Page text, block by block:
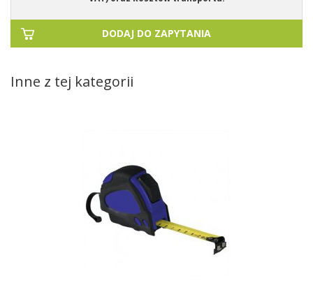
DODAJ DO ZAPYTANIA
Inne z tej kategorii